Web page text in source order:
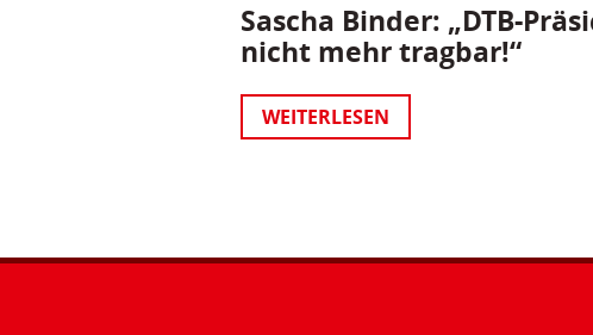
Sascha Binder: „DTB-
nicht mehr tragbar!“
WEITERLESEN